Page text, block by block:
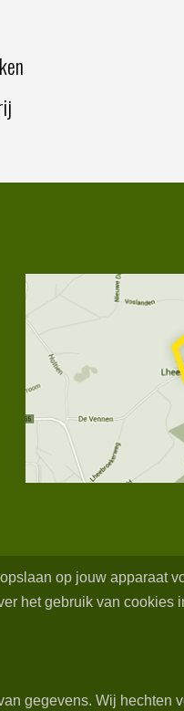
op jouw apparaat
het gebruik van cookies
gegevens. Wij hechten